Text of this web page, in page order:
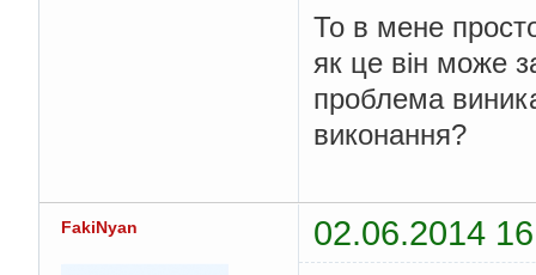
То в мене
як це він може
проблема
виконання?
FakiNyan 02.06.2014